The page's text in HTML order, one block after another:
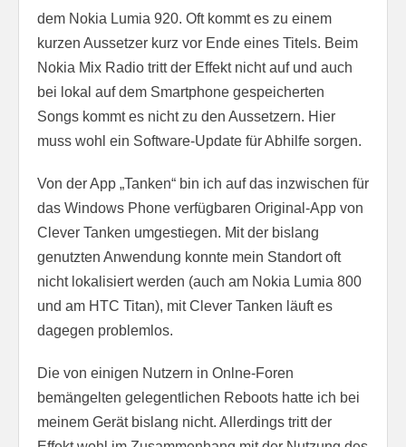
dem Nokia Lumia 920. Oft kommt es zu einem
kurzen Aussetzer kurz vor Ende eines Titels. Beim
Nokia Mix Radio tritt der Effekt nicht auf und auch
bei lokal auf dem Smartphone gespeicherten
Songs kommt es nicht zu den Aussetzern. Hier
muss wohl ein Software-Update für Abhilfe sorgen.
Von der App „Tanken“ bin ich auf das inzwischen für
das Windows Phone verfügbaren Original-App von
Clever Tanken umgestiegen. Mit der bislang
genutzten Anwendung konnte mein Standort oft
nicht lokalisiert werden (auch am Nokia Lumia 800
und am HTC Titan), mit Clever Tanken läuft es
dagegen problemlos.
Die von einigen Nutzern in Onlne-Foren
bemängelten gelegentlichen Reboots hatte ich bei
meinem Gerät bislang nicht. Allerdings tritt der